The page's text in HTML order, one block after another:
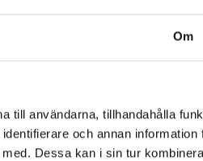
Om
till användarna, tillhandahålla
och annan information
Dessa kan i sin tur
ledare
lägger vi vårt
skriver
i en krönika.
fram
Hur många
såg